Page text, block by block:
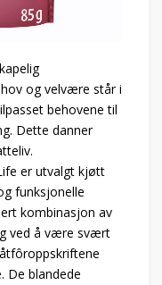
og velvære står i
behovene til
Dette danner
er utvalgt kjøtt
funksjonelle
kombinasjon av
ved å være svært
De blandede